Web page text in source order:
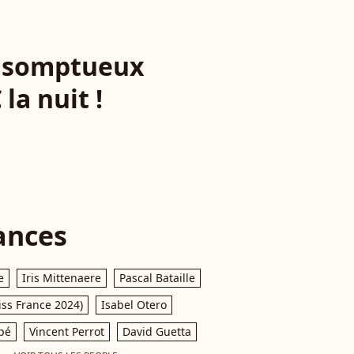
la nuit !
Iris Mittenaere
Pascal Bataille
France 2024)
Isabel Otero
Vincent Perrot David Guetta